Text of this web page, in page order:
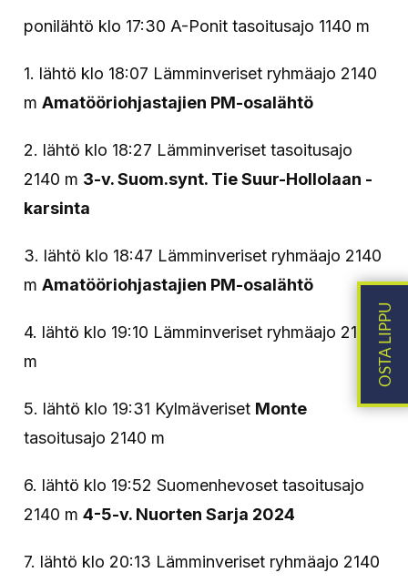
ponilähtö klo 17:30 A-Ponit tasoitusajo 1140 m
1. lähtö klo 18:07 Lämminveriset ryhmäajo 2140
mAmatööriohjastajien PM-osalähtö
2. lähtö klo 18:27 Lämminveriset tasoitusajo
2140 m 3-v. Suom.synt. Tie Suur-Hollolaan -
karsinta
3. lähtö klo 18:47 Lämminveriset ryhmäajo 2140
mAmatööriohjastajien PM-osalähtö
4. lähtö klo 19:10 Lämminveriset ryhmäajo 2140
m
5. lähtö klo 19:31 Kylmäveriset Monte
tasoitusajo 2140 m
6. lähtö klo 19:52 Suomenhevoset tasoitusajo
2140 m4-5-v. Nuorten Sarja 2024
7. lähtö klo 20:13 Lämminveriset ryhmäajo 2140